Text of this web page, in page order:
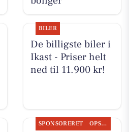
BILER
De billigste biler i
Ikast - Priser helt
ned til 11.900 kr!
SPONSORERET OPSLAGSTAVLEN